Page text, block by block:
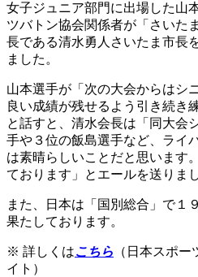
女子ジュニア部門に出場した山
ツバトン協会関係者が「さいた
長である清水勇人さいたま市長
ました。
山本選手が「次の大会からはシ
良い成績が残せるよう引き続き
と話すと、清水会長は「同大会
手や３位の飯島選手など、ライ
は素晴らしいことだと思います
ております」とエールを送りまし
また、日本は「国別総合」で１
果たしております。
※ 詳しくはこちら （日本スポ
イト）